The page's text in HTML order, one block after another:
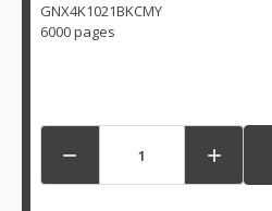
GNX4K1021BKCMY
6000 pages
 